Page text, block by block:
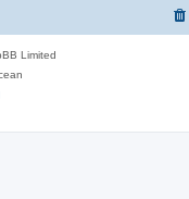
Limited